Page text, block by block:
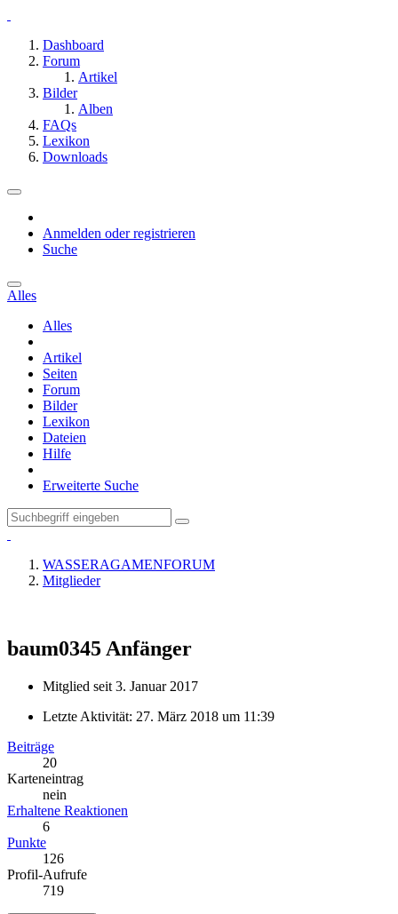
Dashboard
Forum
Artikel
Bilder
Alben
FAQs
Lexikon
Downloads
Anmelden oder registrieren
Suche
Alles
Alles
Artikel
Seiten
Forum
Bilder
Lexikon
Dateien
Hilfe
Erweiterte Suche
WASSERAGAMENFORUM
Mitglieder
baum0345 Anfänger
Mitglied seit 3. Januar 2017
Letzte Aktivität: 27. März 2018 um 11:39
Beiträge
20
Karteneintrag
nein
Erhaltene Reaktionen
6
Punkte
126
Profil-Aufrufe
719